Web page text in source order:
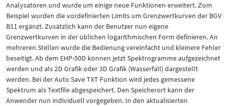
Analysatoren und wurde um einige neue Funktionen erweitert. Zum
Beispiel wurden die vordefinierten Limits um Grenzwertkurven der BGV
B11 ergänzt. Zusätzlich kann der Benutzer nun eigene
Grenzwertkurven in der üblichen logarithmischen Form definieren. An
mehreren Stellen wurde die Bedienung vereinfacht und kleinere Fehler
beseitigt. Ab dem EHP-50D können jetzt Spektrogramme aufgezeichnet
werden und als 2D Grafik oder 3D Grafik (Wasserfall) dargestellt
werden. Bei der Auto Save TXT Funktion wird jedes gemessene
Spektrum als Textfile abgespeichert. Den Speicherort kann der
Anwender nun individuell vorgegeben. In den aktualisierten